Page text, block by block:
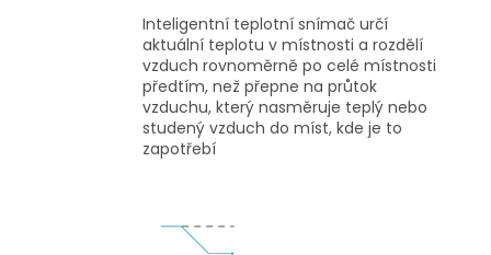
Inteligentní teplotní snímač určí
aktuální teplotu v místnosti a rozdělí
vzduch rovnoměrně po celé místnosti
předtím, než přepne na průtok
vzduchu, který nasměruje teplý nebo
studený vzduch do míst, kde je to
zapotřebí